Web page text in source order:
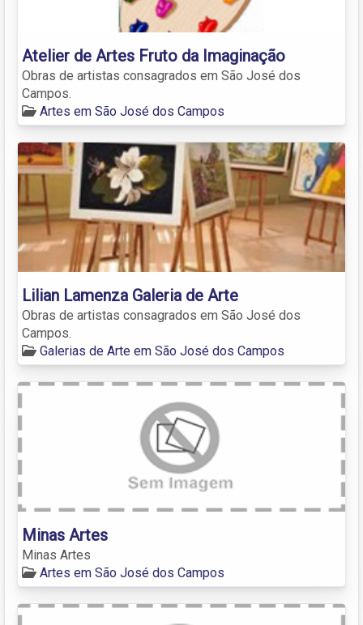
Atelier de Artes Fruto da Imaginação
Obras de artistas consagrados em São José dos
Campos.
Artes em São José dos Campos
Lilian Lamenza Galeria de Arte
Obras de artistas consagrados em São José dos
Campos.
Galerias de Arte em São José dos Campos
Minas Artes
Minas Artes
Artes em São José dos Campos